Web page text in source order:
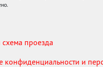
проезда
конфиденциальности и